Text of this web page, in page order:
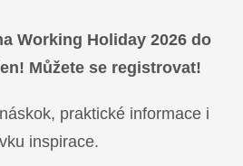
Working Holiday 2026 do
Můžete se registrovat!
praktické informace i
inspirace.